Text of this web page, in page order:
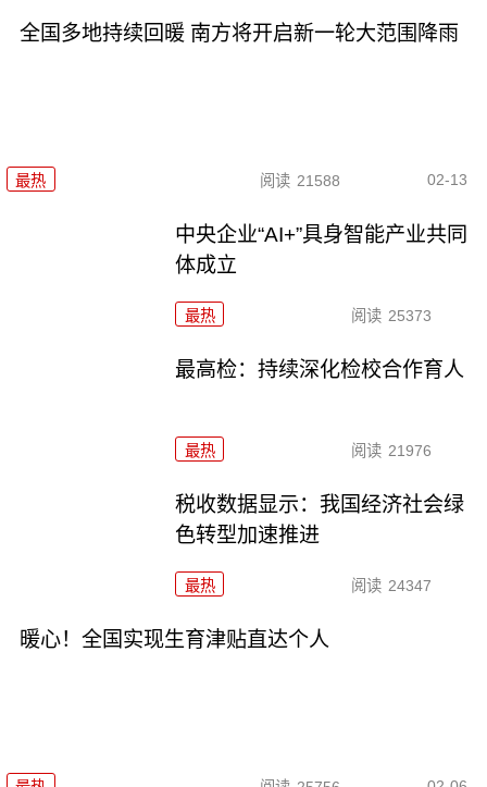
全国多地持续回暖 南方将开启新一轮大范围降雨
最热 阅读 21588 02-13
中央企业“AI+”具身智能产业共同
体成立
最热 阅读 25373
最高检：持续深化检校合作育人
最热 阅读 21976
税收数据显示：我国经济社会绿
色转型加速推进
最热 阅读 24347
暖心！全国实现生育津贴直达个人